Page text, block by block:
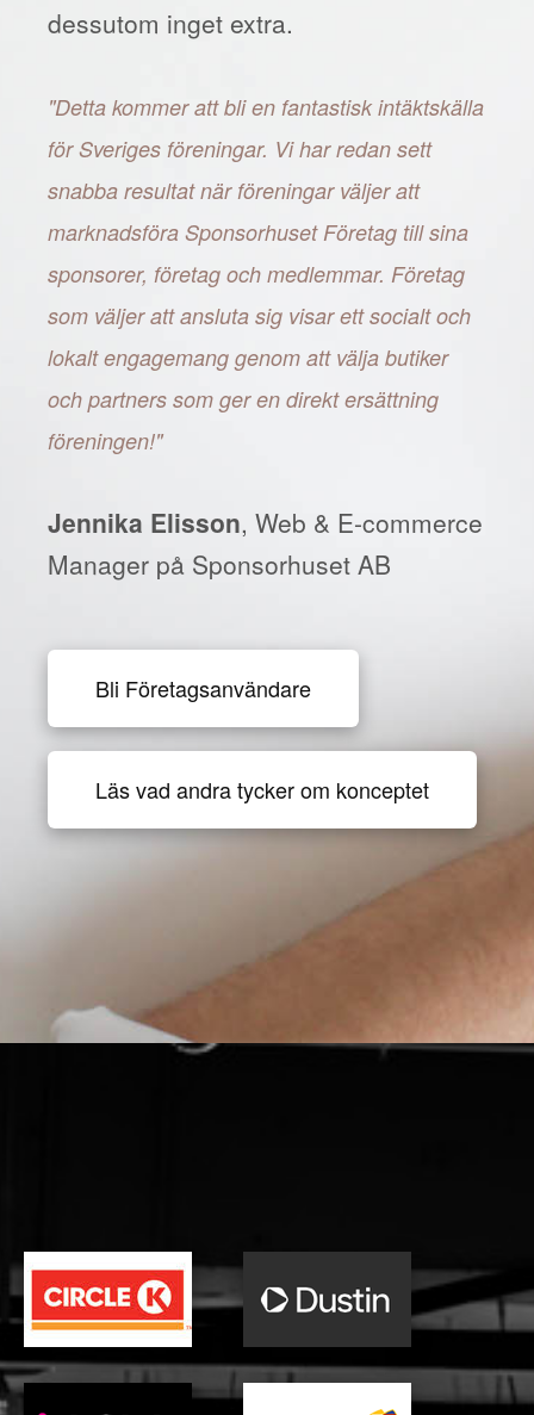
dessutom inget extra.
"Detta kommer att bli en fantastisk intäktskälla
för Sveriges föreningar. Vi har redan sett
snabba resultat när föreningar väljer att
marknadsföra Sponsorhuset Företag till sina
sponsorer, företag och medlemmar. Företag
som väljer att ansluta sig visar ett socialt och
lokalt engagemang genom att välja butiker
och partners som ger en direkt ersättning
föreningen!"
Jennika Elisson, Web & E-commerce
Manager på Sponsorhuset AB
Bli Företagsanvändare
Läs vad andra tycker om konceptet